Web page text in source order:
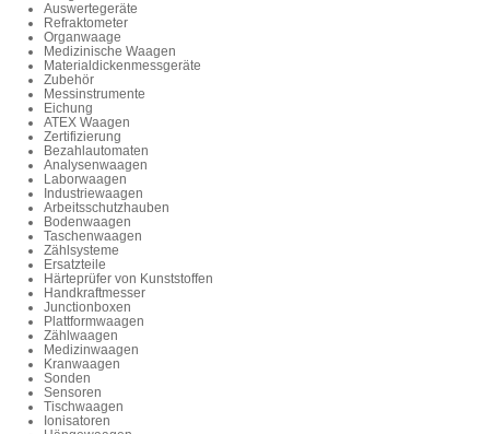
Auswertegeräte
Refraktometer
Organwaage
Medizinische Waagen
Materialdickenmessgeräte
Zubehör
Messinstrumente
Eichung
ATEX Waagen
Zertifizierung
Bezahlautomaten
Analysenwaagen
Laborwaagen
Industriewaagen
Arbeitsschutzhauben
Bodenwaagen
Taschenwaagen
Zählsysteme
Ersatzteile
Härteprüfer von Kunststoffen
Handkraftmesser
Junctionboxen
Plattformwaagen
Zählwaagen
Medizinwaagen
Kranwaagen
Sonden
Sensoren
Tischwaagen
Ionisatoren